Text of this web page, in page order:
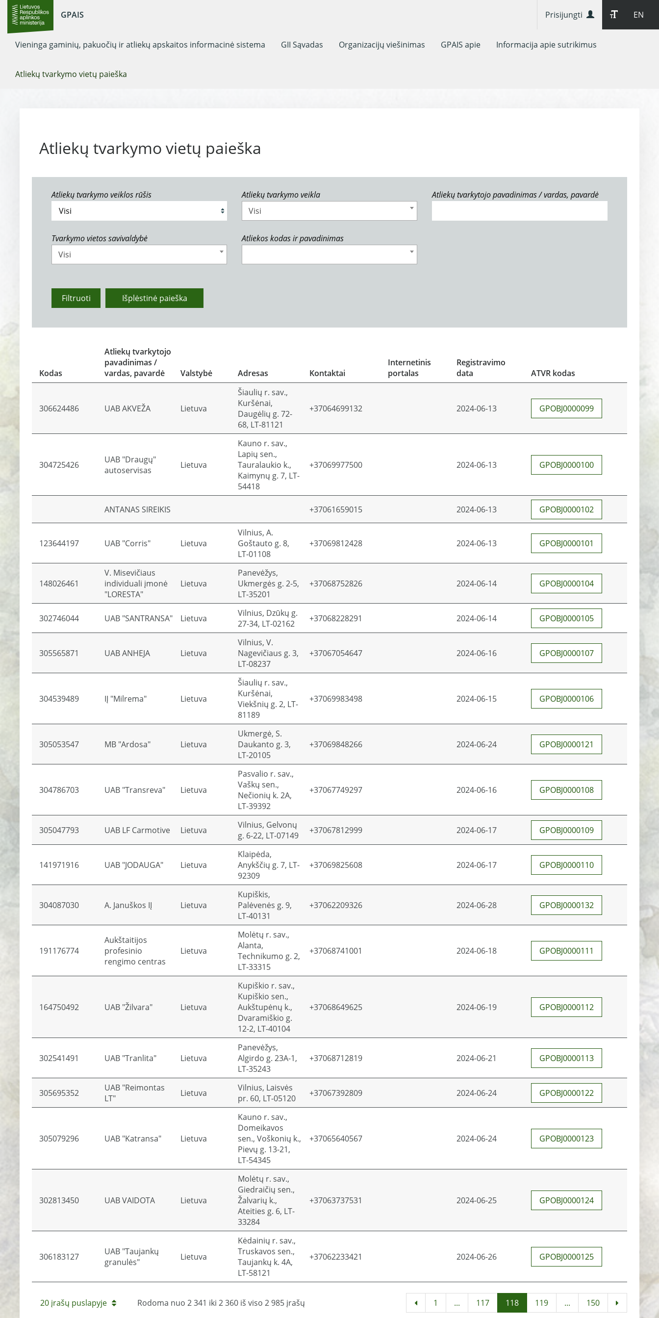
GPAIS EN
Prisijungti
Vieninga gaminių, pakuočių ir atliekų apskaitos informacinė sistema GII Sąvadas Organizacijų viešinimas GPAIS apie Informacija apie sutrikimus
Atliekų tvarkymo vietų paieška
Atliekų tvarkymo vietų paieška
Atliekų tvarkymo veiklos rūšis
Atliekų tvarkymo veikla
Visi
Atliekų tvarkytojo pavadinimas / vardas, pavardė
Tvarkymo vietos savivaldybė
Visi
Atliekos kodas ir pavadinimas
Filtruoti Išplėstinė paieška
Kodas
Atliekų tvarkytojo
pavadinimas /
vardas, pavardė
Valstybė Adresas Kontaktai
Internetinis
portalas
Registravimo
data
ATVR kodas
306624486 UAB AKVEŽA Lietuva
Šiaulių r. sav.,
Kuršėnai,
Daugėlių g. 72-
68, LT-81121
+37064699132 2024-06-13 GPOBJ0000099
304725426
UAB "Draugų"
autoservisas
Lietuva
Kauno r. sav.,
Lapių sen.,
Tauralaukio k.,
Kaimynų g. 7, LT-
54418
+37069977500 2024-06-13 GPOBJ0000100
ANTANAS SIREIKIS +37061659015 2024-06-13 GPOBJ0000102
123644197 UAB "Corris" Lietuva
Vilnius, A.
Goštauto g. 8,
LT-01108
+37069812428 2024-06-13 GPOBJ0000101
148026461
V. Misevičiaus
individuali įmonė
"LORESTA"
Lietuva
Panevėžys,
Ukmergės g. 2-5,
LT-35201
+37068752826 2024-06-14 GPOBJ0000104
302746044 UAB "SANTRANSA" Lietuva
Vilnius, Dzūkų g.
27-34, LT-02162
+37068228291 2024-06-14 GPOBJ0000105
305565871 UAB ANHEJA Lietuva
Vilnius, V.
Nagevičiaus g. 3,
LT-08237
+37067054647 2024-06-16 GPOBJ0000107
304539489 IĮ "Milrema" Lietuva
Šiaulių r. sav.,
Kuršėnai,
Viekšnių g. 2, LT-
81189
+37069983498 2024-06-15 GPOBJ0000106
305053547 MB "Ardosa" Lietuva
Ukmergė, S.
Daukanto g. 3,
LT-20105
+37069848266 2024-06-24 GPOBJ0000121
304786703 UAB "Transreva" Lietuva
Pasvalio r. sav.,
Vaškų sen.,
Nečionių k. 2A,
LT-39392
+37067749297 2024-06-16 GPOBJ0000108
305047793 UAB LF Carmotive Lietuva
Vilnius, Gelvonų
g. 6-22, LT-07149
+37067812999 2024-06-17 GPOBJ0000109
141971916 UAB "JODAUGA" Lietuva
Klaipėda,
Anykščių g. 7, LT-
92309
+37069825608 2024-06-17 GPOBJ0000110
304087030 A. Januškos IĮ Lietuva
Kupiškis,
Palėvenės g. 9,
LT-40131
+37062209326 2024-06-28 GPOBJ0000132
191176774
Aukštaitijos
profesinio
rengimo centras
Lietuva
Molėtų r. sav.,
Alanta,
Technikumo g. 2,
LT-33315
+37068741001 2024-06-18 GPOBJ0000111
164750492 UAB "Žilvara" Lietuva
Kupiškio r. sav.,
Kupiškio sen.,
Aukštupėnų k.,
Dvaramiškio g.
12-2, LT-40104
+37068649625 2024-06-19 GPOBJ0000112
302541491 UAB "Tranlita" Lietuva
Panevėžys,
Algirdo g. 23A-1,
LT-35243
+37068712819 2024-06-21 GPOBJ0000113
305695352
UAB "Reimontas
LT"
Lietuva
Vilnius, Laisvės
pr. 60, LT-05120
+37067392809 2024-06-24 GPOBJ0000122
305079296 UAB "Katransa" Lietuva
Kauno r. sav.,
Domeikavos
sen., Voškonių k.,
Pievų g. 13-21,
LT-54345
+37065640567 2024-06-24 GPOBJ0000123
302813450 UAB VAIDOTA Lietuva
Molėtų r. sav.,
Giedraičių sen.,
Žalvarių k.,
Ateities g. 6, LT-
33284
+37063737531 2024-06-25 GPOBJ0000124
306183127
UAB "Taujankų
granulės"
Lietuva
Kėdainių r. sav.,
Truskavos sen.,
Taujankų k. 4A,
LT-58121
+37062233421 2024-06-26 GPOBJ0000125
20 įrašų puslapyje Rodoma nuo 2 341 iki 2 360 iš viso 2 985 įrašų 1 ... 117 118 119 ... 150